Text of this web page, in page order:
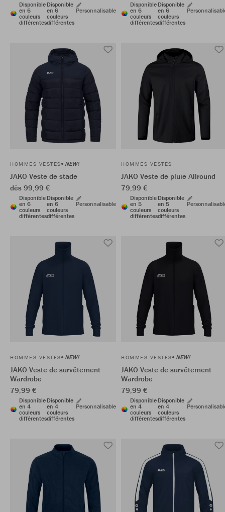
Disponible
en 6
couleurs
différentes
Disponible
en 6
couleurs
différentes
Personnalisable
Disponible
en 6
couleurs
différentes
Disponible
en 6
couleurs
différentes
HOMMES VESTES NEW!
JAKO Veste de stade
dès 99,99 €
Disponible
en 6
couleurs
différentes
Disponible
en 6
couleurs
différentes
Personnalisable
HOMMES VESTES
JAKO Veste de pluie Allround
79,99 €
Disponible
en 5
couleurs
différentes
Disponible
en 5
couleurs
différentes
HOMMES VESTES NEW!
JAKO Veste de survêtement
Wardrobe
79,99 €
Disponible
en 4
couleurs
différentes
Disponible
en 4
couleurs
différentes
Personnalisable
HOMMES VESTES NEW!
JAKO Veste de survêtement
Wardrobe
79,99 €
Disponible
en 4
couleurs
différentes
Disponible
en 4
couleurs
différentes